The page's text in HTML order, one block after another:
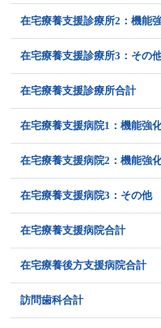
在宅療養支援診療所2：機能
在宅療養支援診療所3：その
在宅療養支援診療所合計
在宅療養支援病院1：機能強
在宅療養支援病院2：機能強
在宅療養支援病院3：その他
在宅療養支援病院合計
在宅療養後方支援病院合計
訪問歯科合計